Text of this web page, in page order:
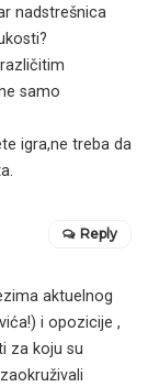
nadstrešnica
samo
igra,ne treba da
aktuelnog
i opozicije ,
za koju su
Reply